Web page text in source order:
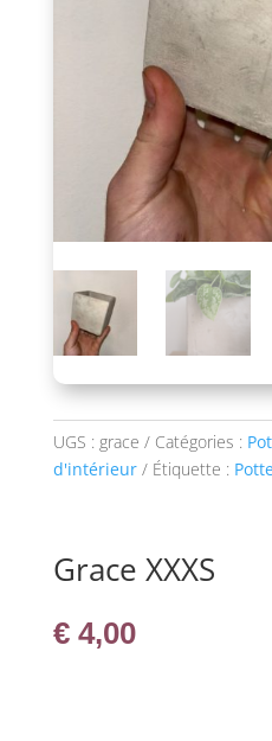
UGS : grace Catégories :
d'intérieur
Étiquette :
Grace XXXS
€4,00